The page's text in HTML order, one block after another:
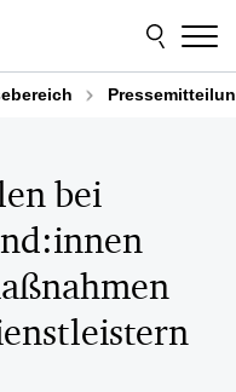
bei